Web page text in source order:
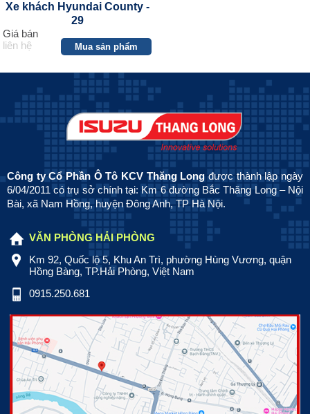
Xe khách Hyundai County -
29
Giá bán
liên hệ
Mua sản phẩm
Công ty Cổ Phần Ô Tô KCV Thăng Long được thành lập ngày
6/04/2011 có trụ sở chính tại: Km 6 đường Bắc Thăng Long – Nội
Bài, xã Nam Hồng, huyện Đông Anh, TP Hà Nội.
VĂN PHÒNG HẢI PHÒNG
Km 92, Quốc lộ 5, Khu An Trì, phường Hùng Vương, quận
Hồng Bàng, TP.Hải Phòng, Việt Nam
0915.250.681